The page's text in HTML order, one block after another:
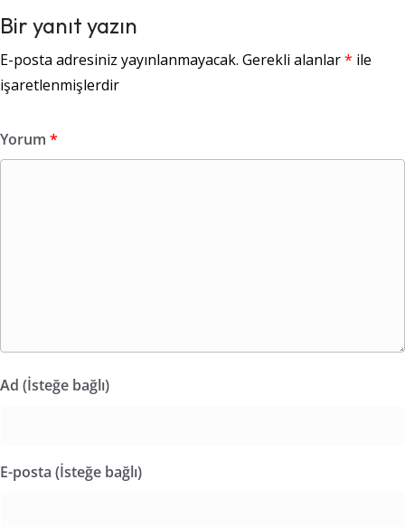
Bir yanıt yazın
E-posta adresiniz yayınlanmayacak. Gerekli alanlar* ile
işaretlenmişlerdir
Yorum *
Ad (İsteğe bağlı)
E-posta (İsteğe bağlı)